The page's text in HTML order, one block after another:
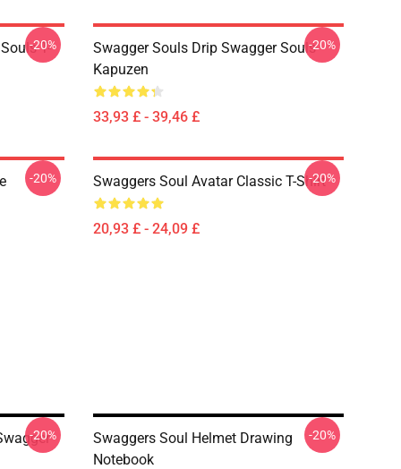
T-
-20%
Swagger Souls Drip Swagger Souls
Kapuzen
33,93 £ - 39,46 £
-20%
-20% Swaggers Soul Avatar Classic T-Shirt
20,93 £ - 24,09 £
-20%
-20%
Swaggers Soul Helmet Drawing
Notebook
-20%